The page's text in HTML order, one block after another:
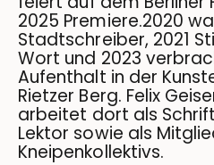
2025 Premiere.2020
Stadtschreiber, 2021
Wort und 2023
Aufenthalt in der
Rietzer Berg. Felix
arbeitet dort als
Lektor sowie als
Kneipenkollektivs.